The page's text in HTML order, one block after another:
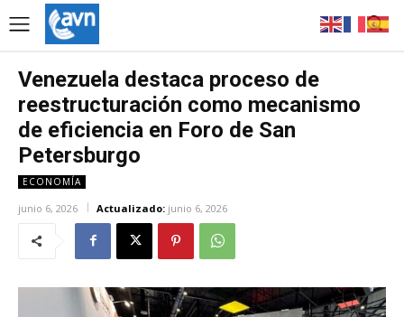
Venezuela destaca proceso de
reestructuración como mecanismo
de eficiencia en Foro de San
Petersburgo
ECONOMÍA
junio 6, 2026 Actualizado: junio 6, 2026